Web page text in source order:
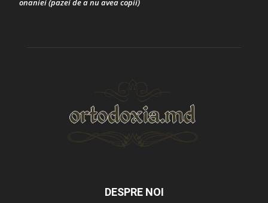
onaniei (pazei de a nu avea copii)
DESPRE NOI